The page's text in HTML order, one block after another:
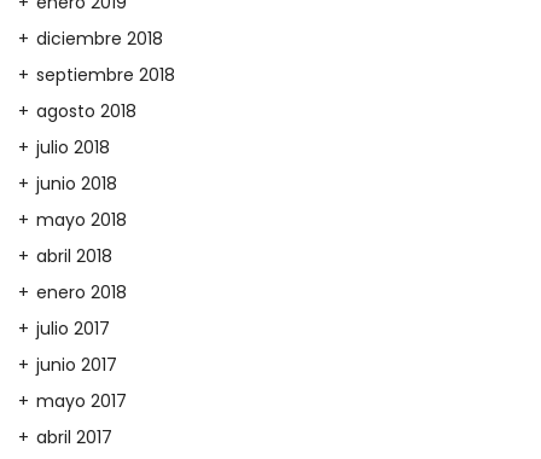
diciembre 2018
septiembre 2018
agosto 2018
julio 2018
junio 2018
mayo 2018
abril 2018
enero 2018
julio 2017
junio 2017
mayo 2017
abril 2017